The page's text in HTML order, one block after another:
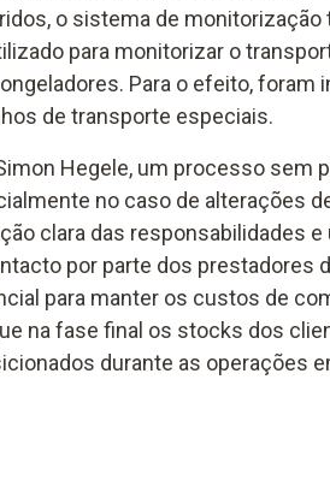
o sistema de
para monitorizar o
Para o efeito, foram
de transporte especiais.
Hegele, um processo sem
no caso de alterações
clara das responsabilidades
por parte dos prestadores
para manter os custos de
na fase final os stocks dos
durante as operações